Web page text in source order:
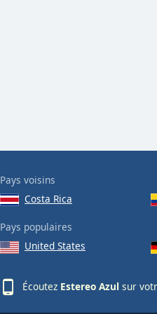
Pays voisins
Costa Rica
Pays populaires
United States
Écoutez Estereo Azul sur